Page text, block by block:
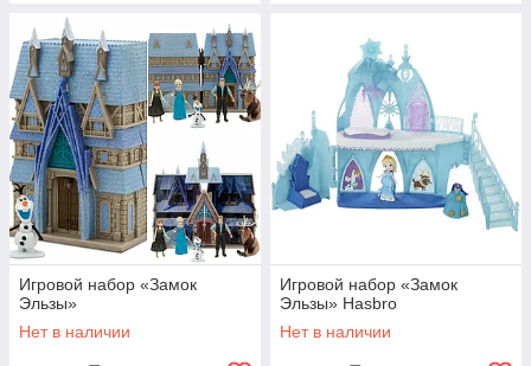
Игровой набор «Замок
Эльзы»
Нет в наличии
Игровой набор «Замок
Эльзы» Hasbro
Нет в наличии